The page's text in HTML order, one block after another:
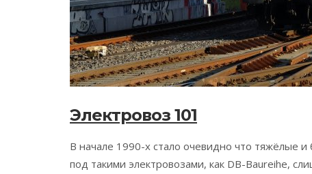
Электровоз 101
В начале 1990-х стало очевидно что тяжёлые
под такими электровозами, как DB-Baureihe,